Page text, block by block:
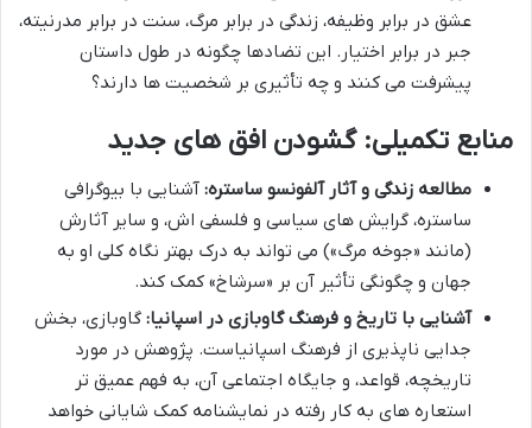
عشق در برابر وظیفه، زندگی در برابر مرگ، سنت در برابر مدرنیته،
جبر در برابر اختیار. این تضادها چگونه در طول داستان
پیشرفت می کنند و چه تأثیری بر شخصیت ها دارند؟
منابع تکمیلی: گشودن افق های جدید
مطالعه زندگی و آثار آلفونسو ساستره: آشنایی با بیوگرافی
ساستره، گرایش های سیاسی و فلسفی اش، و سایر آثارش
(مانند «جوخه مرگ») می تواند به درک بهتر نگاه کلی او به
جهان و چگونگی تأثیر آن بر «سرشاخ» کمک کند.
آشنایی با تاریخ و فرهنگ گاوبازی در اسپانیا: گاوبازی، بخش
جدایی ناپذیری از فرهنگ اسپانیاست. پژوهش در مورد
تاریخچه، قواعد، و جایگاه اجتماعی آن، به فهم عمیق تر
استعاره های به کار رفته در نمایشنامه کمک شایانی خواهد